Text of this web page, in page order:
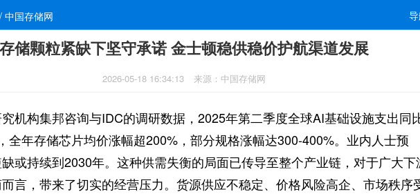
/ 中国存储网
存储颗粒紧缺下坚守承诺 金士顿稳供稳价护航渠道发展
2026-05-18 16:34:13 来源：中国存储网
机构集邦咨询与IDC的调研数据，2025年第二季度全球AI基础设施支出同
全年存储芯片均价涨幅超200%，部分规格涨幅达300-400%。业内人士预
或持续到2030年。这种供需失衡的局面已传导至整个产业链，对于广大下
言，带来了切实的经营压力。货源供应不稳定、价格风险高企、市场秩序